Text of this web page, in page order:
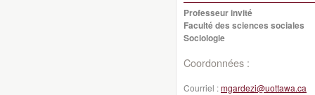
Professeur invité
Faculté des sciences sociales
Sociologie
Coordonnées :
Courriel :mgardezi@uottawa.ca